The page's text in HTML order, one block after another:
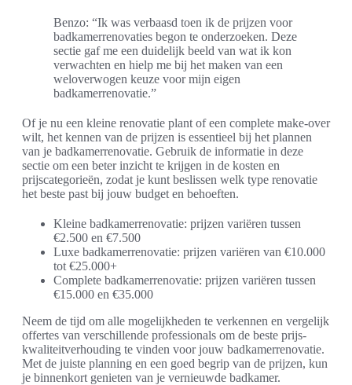
Benzo: “Ik was verbaasd toen ik de prijzen voor
badkamerrenovaties begon te onderzoeken. Deze
sectie gaf me een duidelijk beeld van wat ik kon
verwachten en hielp me bij het maken van een
weloverwogen keuze voor mijn eigen
badkamerrenovatie.”
Of je nu een kleine renovatie plant of een complete make-over
wilt, het kennen van de prijzen is essentieel bij het plannen
van je badkamerrenovatie. Gebruik de informatie in deze
sectie om een beter inzicht te krijgen in de kosten en
prijscategorieën, zodat je kunt beslissen welk type renovatie
het beste past bij jouw budget en behoeften.
Kleine badkamerrenovatie: prijzen variëren tussen
€2.500 en €7.500
Luxe badkamerrenovatie: prijzen variëren van €10.000
tot €25.000+
Complete badkamerrenovatie: prijzen variëren tussen
€15.000 en €35.000
Neem de tijd om alle mogelijkheden te verkennen en vergelijk
offertes van verschillende professionals om de beste prijs-
kwaliteitverhouding te vinden voor jouw badkamerrenovatie.
Met de juiste planning en een goed begrip van de prijzen, kun
je binnenkort genieten van je vernieuwde badkamer.